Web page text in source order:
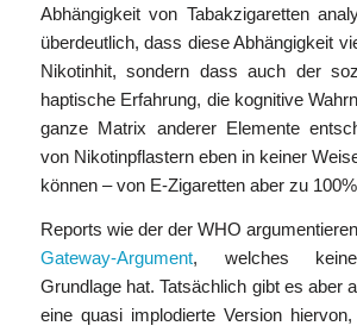
Abhängigkeit von Tabakzigaretten
überdeutlich, dass diese Abhängigkeit
Nikotinhit, sondern dass auch der
haptische Erfahrung, die kognitive
ganze Matrix anderer Elemente
von Nikotinpflastern eben in keiner
können – von E-Zigaretten aber zu
Reports wie der der WHO
Gateway-Argument, welches
Grundlage hat. Tatsächlich gibt es aber
eine quasi implodierte Version